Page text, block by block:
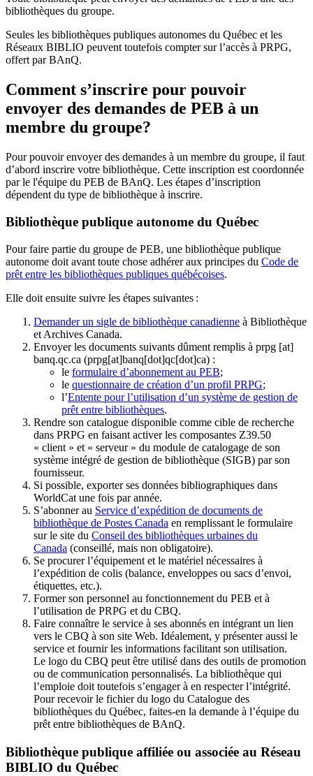
bibliothèques du groupe.
Seules les bibliothèques publiques autonomes du Québec et les
Réseaux BIBLIO peuvent toutefois compter sur l’accès à PRPG,
offert par BAnQ.
Comment s’inscrire pour pouvoir
envoyer des demandes de PEB à un
membre du groupe?
Pour pouvoir envoyer des demandes à un membre du groupe, il faut
d’abord inscrire votre bibliothèque. Cette inscription est coordonnée
par le l'équipe du PEB de BAnQ. Les étapes d’inscription
dépendent du type de bibliothèque à inscrire.
Bibliothèque publique autonome du Québec
Pour faire partie du groupe de PEB, une bibliothèque publique
autonome doit avant toute chose adhérer aux principes du Code de
prêt entre les bibliothèques publiques québécoises.
Elle doit ensuite suivre les étapes suivantes :
Demander un sigle de bibliothèque canadienne à Bibliothèque
et Archives Canada.
Envoyer les documents suivants dûment remplis à prpg [at]
banq.qc.ca (prpg[at]banq[dot]qc[dot]ca) :
le formulaire d’abonnement au PEB;
le questionnaire de création d’un profil PRPG;
l’Entente pour l’utilisation d’un système de gestion de
prêt entre bibliothèques.
Rendre son catalogue disponible comme cible de recherche
dans PRPG en faisant activer les composantes Z39.50
« client » et « serveur » du module de catalogage de son
système intégré de gestion de bibliothèque (SIGB) par son
fournisseur.
Si possible, exporter ses données bibliographiques dans
WorldCat une fois par année.
S’abonner au Service d’expédition de documents de
bibliothèque de Postes Canada en remplissant le formulaire
sur le site du Conseil des bibliothèques urbaines du
Canada (conseillé, mais non obligatoire).
Se procurer l’équipement et le matériel nécessaires à
l’expédition de colis (balance, enveloppes ou sacs d’envoi,
étiquettes, etc.).
Former son personnel au fonctionnement du PEB et à
l’utilisation de PRPG et du CBQ.
Faire connaître le service à ses abonnés en intégrant un lien
vers le CBQ à son site Web. Idéalement, y présenter aussi le
service et fournir les informations facilitant son utilisation.
Le logo du CBQ peut être utilisé dans des outils de promotion
ou de communication personnalisés. La bibliothèque qui
l’emploie doit toutefois s’engager à en respecter l’intégrité.
Pour recevoir le fichier du logo du Catalogue des
bibliothèques du Québec, faites-en la demande à l’équipe du
prêt entre bibliothèques de BAnQ.
Bibliothèque publique affiliée ou associée au Réseau
BIBLIO du Québec